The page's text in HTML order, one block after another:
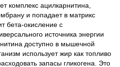
комплекс ацилкарнитина,
и попадает в матрикс
бета-окисление с
источника энергии
доступно в мышечной
использует жир как топливо
запасы гликогена. Это